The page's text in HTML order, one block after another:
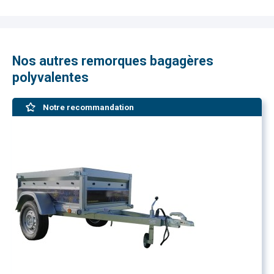
Nos autres remorques bagagères
polyvalentes
Notre recommandation